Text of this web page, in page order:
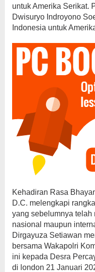
untuk Amerika Serikat.
Dwisuryo Indroyono
Indonesia untuk
Kehadiran Rasa
D.C. melengkapi
yang sebelumnya telah
nasional maupun
Dirgayuza Setiawan
bersama Wakapolri
ini kepada Desra
di london 21 Januari